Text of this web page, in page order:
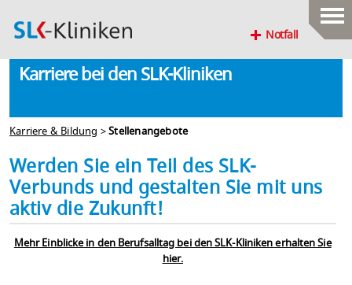
Notfall
Karriere bei den SLK-Kliniken
Karriere & Bildung >Stellenangebote
Werden Sie ein Teil des SLK-
Verbunds und gestalten Sie mit uns
aktiv die Zukunft!
Mehr Einblicke in den Berufsalltag bei den SLK-Kliniken erhalten Sie
hier.